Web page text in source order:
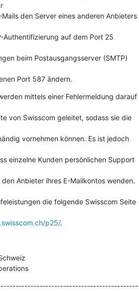
den Server eines anderen Anbieters
Authentifizierung auf dem Port 25
beim Postausgangsserver (SMTP)
Port 587 ändern.
mittels einer Fehlermeldung darauf
von Swisscom geleitet, sodass sie die
vornehmen können. Es ist jedoch
einzelne Kunden persönlichen Support
Anbieter ihres E-Mailkontos wenden.
die folgende Swisscom Seite
p25/.